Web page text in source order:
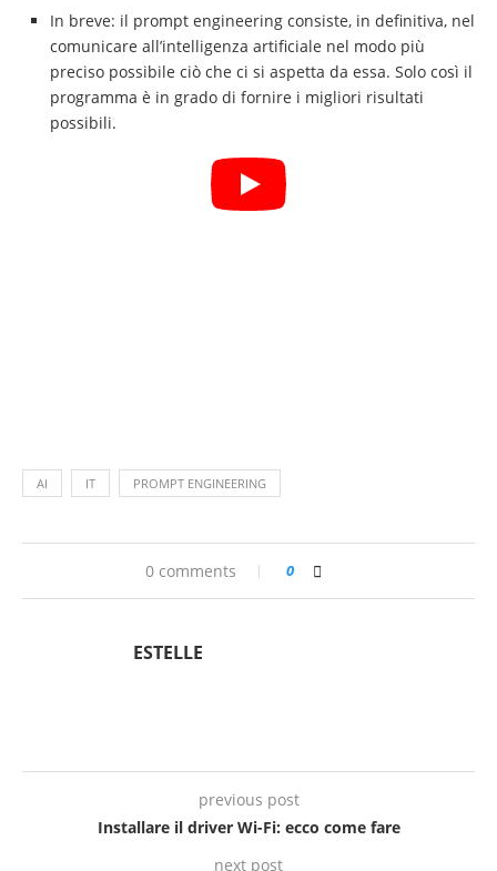
In breve: il prompt engineering consiste, in definitiva, nel
comunicare all’intelligenza artificiale nel modo più
preciso possibile ciò che ci si aspetta da essa. Solo così il
programma è in grado di fornire i migliori risultati
possibili.
AI IT PROMPT ENGINEERING
0 comments 0
ESTELLE
previous post
Installare il driver Wi-Fi: ecco come fare
next post